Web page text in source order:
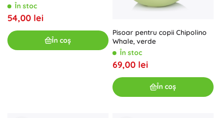
În stoc
54,00 lei
În coș
Pisoar pentru copii Chipolino
Whale, verde
În stoc
69,00 lei
În coș